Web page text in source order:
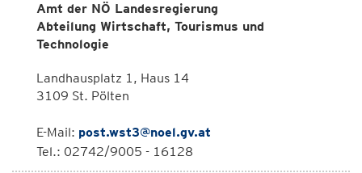
Amt der NÖ Landesregierung
Abteilung Wirtschaft, Tourismus und
Technologie
Landhausplatz 1, Haus 14
3109 St. Pölten
E-Mail: post.wst3@noel.gv.at
Tel.: 02742/9005 - 16128